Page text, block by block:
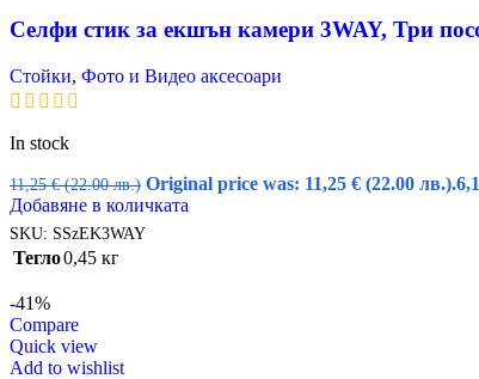
Селфи стик за екшън камери 3WAY, Три
Стойки, Фото и Видео аксесоари
In stock
11,25€ (22.00 лв.) Original price was: 11,25 € (22.00 лв.).
Добавяне в количката
SKU: SSzEK3WAY
Тегло0,45 кг
-41%
Compare
Quick view
Add to wishlist